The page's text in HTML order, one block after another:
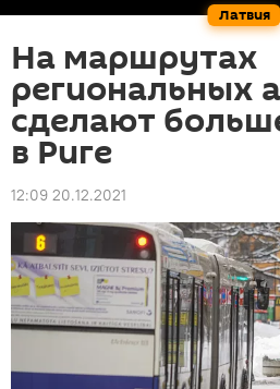
Латвия
На маршрутах
региональных
сделают
в Риге
12:09 20.12.2021